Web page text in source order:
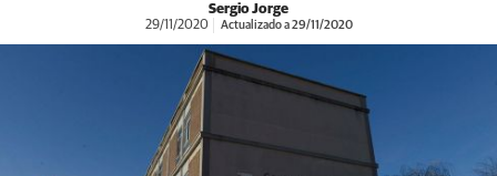
Sergio Jorge
29/11/2020 Actualizado a 29/11/2020